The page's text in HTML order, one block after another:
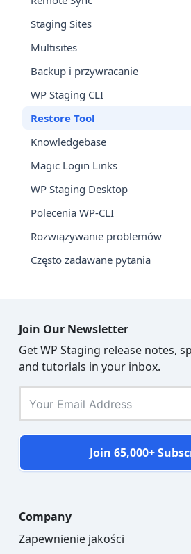
Staging Sites
Multisites
Backup i przywracanie
WP Staging CLI
Restore Tool
Knowledgebase
Magic Login Links
WP Staging Desktop
Polecenia WP-CLI
Rozwiązywanie problemów
Często zadawane pytania
Join Our Newsletter
Get WP Staging release notes,
and tutorials in your inbox.
Join 65,000+
Company
Zapewnienie jakości